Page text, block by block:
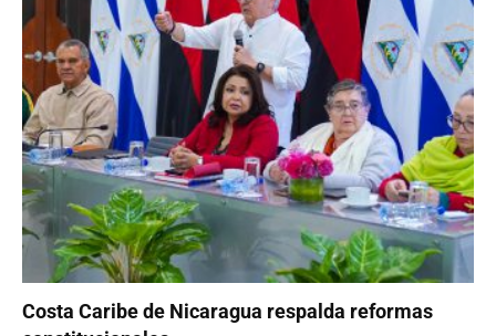
Costa Caribe de Nicaragua respalda reformas